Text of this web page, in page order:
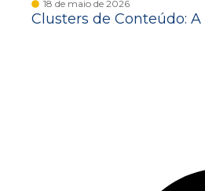
18 de maio de 2026
Clusters de Conteúdo: